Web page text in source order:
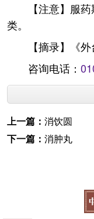
【注意】服
类。
【摘录】《
咨询电话：
上一篇： 消饮圆
下一篇： 消肿丸